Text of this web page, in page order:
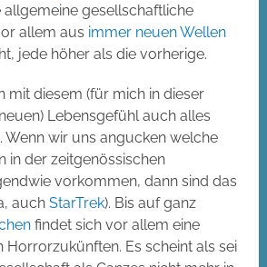
allgemeine gesellschaftliche
allem aus immer neuen Wellen
jede höher als die vorherige.
mit diesem (für mich in dieser
Lebensgefühl auch alles
Wenn wir uns angucken welche
in der zeitgenössischen
vorkommen, dann sind das
auchStarTrek). Bis auf ganz
findet sich vor allem eine
Es scheint als sei